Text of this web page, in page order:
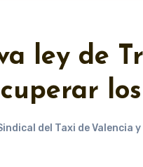
ley de
del Taxi de Valencia